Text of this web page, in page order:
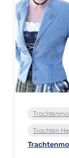
Trachten